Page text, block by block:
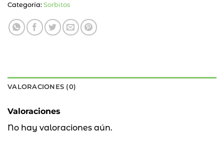
Categoría: Sorbitos
VALORACIONES (0)
Valoraciones
No hay valoraciones aún.